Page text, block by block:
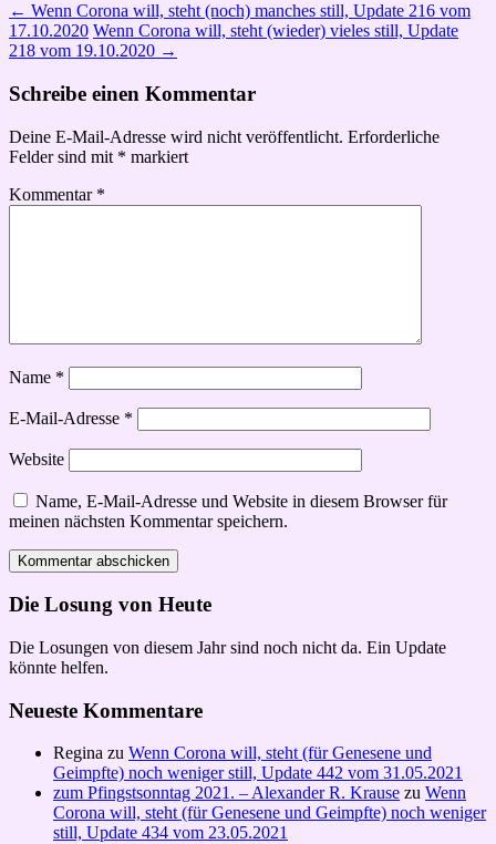
← Wenn Corona will, steht (noch) manches still, Update 216 vom
17.10.2020 Wenn Corona will, steht (wieder) vieles still, Update
218 vom 19.10.2020 →
Schreibe einen Kommentar
Deine E-Mail-Adresse wird nicht veröffentlicht. Erforderliche
Felder sind mit * markiert
Kommentar *
Name *
E-Mail-Adresse *
Website
Name, E-Mail-Adresse und Website in diesem Browser für
meinen nächsten Kommentar speichern.
Die Losung von Heute
Die Losungen von diesem Jahr sind noch nicht da. Ein Update
könnte helfen.
Neueste Kommentare
Regina zu Wenn Corona will, steht (für Genesene und
Geimpfte) noch weniger still, Update 442 vom 31.05.2021
zum Pfingstsonntag 2021. – Alexander R. Krause zu Wenn
Corona will, steht (für Genesene und Geimpfte) noch weniger
still, Update 434 vom 23.05.2021